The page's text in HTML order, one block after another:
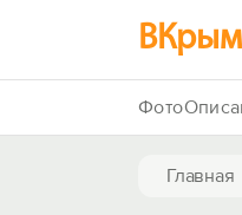
ВКрым
Главная
Фото